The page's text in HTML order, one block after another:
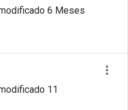
6 Meses
11